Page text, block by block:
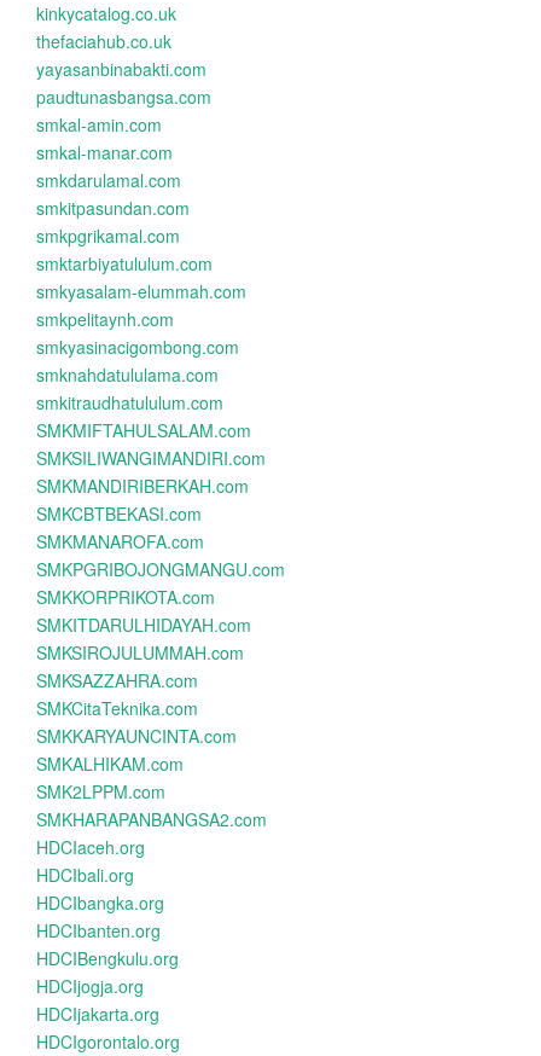
kinkycatalog.co.uk
thefaciahub.co.uk
yayasanbinabakti.com
paudtunasbangsa.com
smkal-amin.com
smkal-manar.com
smkdarulamal.com
smkitpasundan.com
smkpgrikamal.com
smktarbiyatululum.com
smkyasalam-elummah.com
smkpelitaynh.com
smkyasinacigombong.com
smknahdatululama.com
smkitraudhatululum.com
SMKMIFTAHULSALAM.com
SMKSILIWANGIMANDIRI.com
SMKMANDIRIBERKAH.com
SMKCBTBEKASI.com
SMKMANAROFA.com
SMKPGRIBOJONGMANGU.com
SMKKORPRIKOTA.com
SMKITDARULHIDAYAH.com
SMKSIROJULUMMAH.com
SMKSAZZAHRA.com
SMKCitaTeknika.com
SMKKARYAUNCINTA.com
SMKALHIKAM.com
SMK2LPPM.com
SMKHARAPANBANGSA2.com
HDCIaceh.org
HDCIbali.org
HDCIbangka.org
HDCIbanten.org
HDCIBengkulu.org
HDCIjogja.org
HDCIjakarta.org
HDCIgorontalo.org